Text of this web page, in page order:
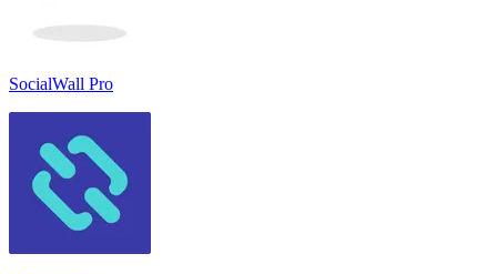
SocialWall Pro